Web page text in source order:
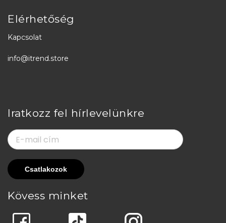
Elérhetőség
Kapcsolat
info@itrend.store
Iratkozz fel hírlevelünkre
Kövess minket